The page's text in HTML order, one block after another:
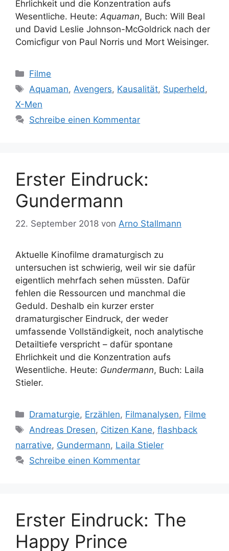
Ehrlichkeit und die Konzentration aufs
Wesentliche. Heute:Aquaman, Buch: Will Beal
und David Leslie Johnson-McGoldrick nach der
Comicfigur von Paul Norris und Mort Weisinger.
Kategorien
Filme
Schlagwörter
Aquaman,Avengers, Kausalität, Superheld,
X-Men
Schreibe einen Kommentar
Erster Eindruck:
Gundermann
22. September 2018 von Arno Stallmann
Aktuelle Kinofilme dramaturgisch zu
untersuchen ist schwierig, weil wir sie dafür
eigentlich mehrfach sehen müssten. Dafür
fehlen die Ressourcen und manchmal die
Geduld. Deshalb ein kurzer erster
dramaturgischer Eindruck, der weder
umfassende Vollständigkeit, noch analytische
Detailtiefe verspricht – dafür spontane
Ehrlichkeit und die Konzentration aufs
Wesentliche. Heute: Gundermann, Buch: Laila
Stieler.
Kategorien
Dramaturgie, Erzählen, Filmanalysen, Filme
Schlagwörter
Andreas Dresen, Citizen Kane,flashback
narrative, Gundermann, Laila Stieler
Schreibe einen Kommentar
Erster Eindruck: The
Happy Prince